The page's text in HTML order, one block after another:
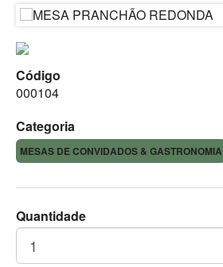
Código
000104
Categoria
MESAS DE CONVIDADOS & GASTRONOMIA
Quantidade